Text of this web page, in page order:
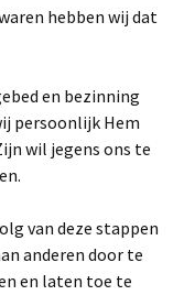
hebben wij dat
en bezinning
persoonlijk Hem
wil jegens ons te
van deze stappen
anderen door te
en laten toe te